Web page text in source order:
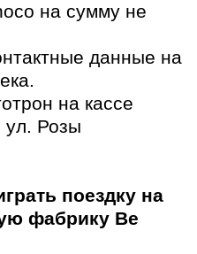
на сумму не
данные на
на кассе
ул. Розы
поездку на
фабрику Be